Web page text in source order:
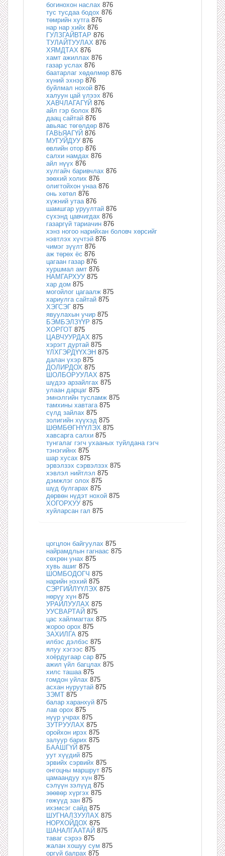
богинохон наслах 876
тус тусдаа бодох 876
төмрийн хутга 876
нар нар хийх 876
ГУЛЗГАЙВТАР 876
ТУЛАЙТУУЛАХ 876
ХЯМДТАХ 876
хамт ажиллах 876
газар услах 876
баатарлаг хөдөлмөр 876
хүний эхнэр 876
буйлмал нохой 876
халуун цай үлээх 876
ХАВЧЛАГАГҮЙ 876
айл гэр болох 876
даац сайтай 876
авьяас төгөлдөр 876
ГАВЬЯАГҮЙ 876
МУГУЙДУУ 876
өвлийн отор 876
салхи намдах 876
айл нүүх 876
хулгайч баривчлах 876
зөөхий холих 876
олигтойхон унаа 876
онь хөтөл 876
хүжний утаа 876
шамшгар уруултай 876
сүхэнд цавчигдах 876
газаргүй тариачин 876
хэнз ногоо нарийхан боловч хөрсийг
нэвтлэх хүчтэй 876
чимэг зүүлт 876
аж төрөх ёс 876
цагаан газар 876
хуршмал амт 876
НАМГАРХУУ 875
хар дом 875
могойлог цагаалж 875
хариулга сайтай 875
ХЭГСЭГ 875
явуулахын учир 875
БЭМБЭЛЗҮҮР 875
ХОРГОТ 875
ЦАВЧУУРДАХ 875
хэрэгт дуртай 875
ҮЛХГЭРДҮҮХЭН 875
далан үхэр 875
ДОЛИРДОХ 875
ШОЛБОРУУЛАХ 875
шүдээ арзайлгах 875
улаан дарцаг 875
эмнэлгийн тусламж 875
тамхины хавтага 875
сүлд зайлах 875
золигийн хүүхэд 875
ШӨМБӨГНҮҮЛЭХ 875
хавсарга салхи 875
тунгалаг гэгч ухааных туйлдана гэгч
тэнэгийнх 875
шар хусах 875
эрвэлзэх сэрвэлзэх 875
хэвлэл нийтлэл 875
дэмжлэг олох 875
шүд булгарах 875
дөрвөн нүдэт нохой 875
ХОГОРХУУ 875
хуйларсан гал 875
цогцлон байгуулах 875
найрамдлын гагнаас 875
сөхрөн унах 875
хувь ашиг 875
ШОМБОДОГЧ 875
нарийн нэхий 875
СЭРГИЙЛҮҮЛЭХ 875
нөрүү хүн 875
УРАЙЛУУЛАХ 875
УУСВАРТАЙ 875
цас хайлмагтах 875
жороо орох 875
ЗАХИЛГА 875
илбэс дэлбэс 875
ялуу хэгээс 875
хоёрдугаар сар 875
ажил үйл багцлах 875
хилс ташаа 875
гомдон уйлах 875
асхан нуруутай 875
ЗЭМТ 875
балар харанхуй 875
лав орох 875
нүүр учрах 875
ЗУТРУУЛАХ 875
оройхон ирэх 875
залуур барих 875
БААШГҮЙ 875
уут хүүдий 875
эрвийх сэрвийх 875
онгоцны маршрут 875
цамаандуу хүн 875
сэлүүн зэлүүд 875
зөөвөр хүргэх 875
гөжүүд зан 875
ихэмсэг сайд 875
ШУГНАЛЗУУЛАХ 875
НОРХОЙДОХ 875
ШАНАЛГААТАЙ 875
таваг сэрээ 875
жалан хошуу сум 875
оргүй балрах 875